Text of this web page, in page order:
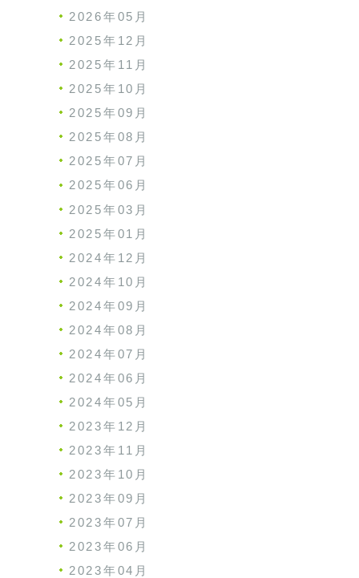
2026年05月
2025年12月
2025年11月
2025年10月
2025年09月
2025年08月
2025年07月
2025年06月
2025年03月
2025年01月
2024年12月
2024年10月
2024年09月
2024年08月
2024年07月
2024年06月
2024年05月
2023年12月
2023年11月
2023年10月
2023年09月
2023年07月
2023年06月
2023年04月